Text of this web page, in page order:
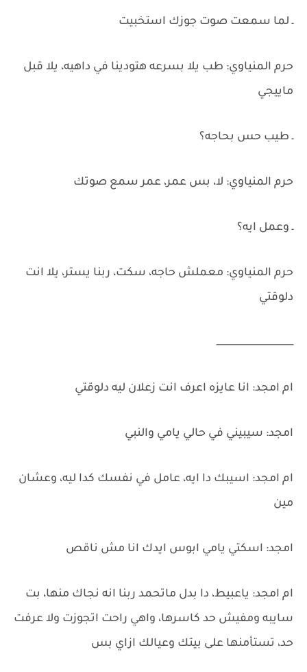
ـ لما سمعت صوت جوزك استخبيت
حرم المنياوي: طب يلا بسرعه هتودينا في داهيه، يلا قبل
ماييجي
ـ طيب حس بحاجه؟
حرم المنياوي: لا، بس عمر، عمر سمع صوتك
ـ وعمل ايه؟
حرم المنياوي: معملش حاجه، سكت، ربنا يستر، يلا انت
دلوقتي
ــــــــــــــــــــــــــــــــــــــــــــــــــــــــ
ام امجد: انا عايزه اعرف انت زعلان ليه دلوقتي
امجد: سيبيني في حالي يامي والنبي
ام امجد: اسيبك دا ايه، عامل في نفسك كدا ليه، وعشان
مين
امجد: اسكتي يامي ابوس ايدك انا مش ناقص
ام امجد: ياعبيط، دا بدل ماتحمد ربنا انه نجاك منها، بت
سايبه ومفيش حد كاسرها، واهي راحت اتجوزت ولا عرفت
حد، تستأمنها على بيتك وعيالك ازاي بس